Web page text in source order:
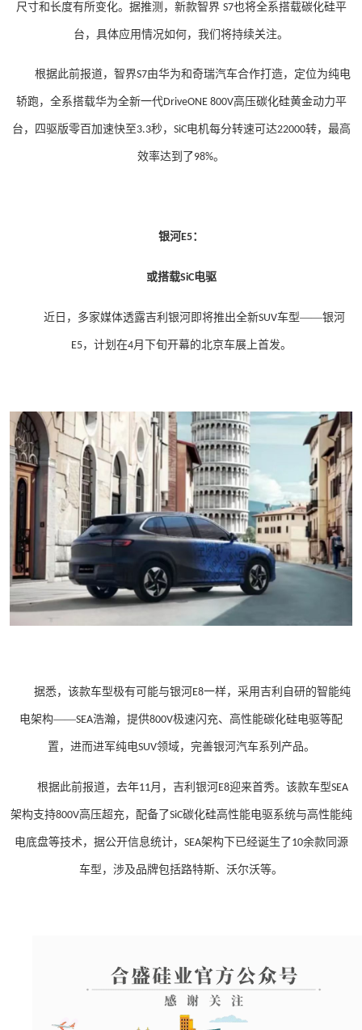
尺寸和长度有所变化。据推测，新款智界 S7也将全系搭载碳化硅平
台，具体应用情况如何，我们将持续关注。
根据此前报道，智界S7由华为和奇瑞汽车合作打造，定位为纯电
轿跑，全系搭载华为全新一代DriveONE 800V高压碳化硅黄金动力平
台，四驱版零百加速快至3.3秒， SiC电机每分转速可达22000转，最高
效率达到了98%。
银河 E5：
或搭载SiC电驱
近日，多家媒体透露吉利银河即将推出全新SUV车型——银河
E5，计划在4月下旬开幕的北京车展上首发。
据悉，该款车型极有可能与银河 E8一样，采用吉利自研的智能纯
电架构——SEA浩瀚，提供800V极速闪充、高性能碳化硅电驱等配
置，进而进军纯电SUV领域，完善银河汽车系列产品。
根据此前报道，去年11月，吉利银河 E8迎来首秀。该款车型SEA
架构支持800V高压超充，配备了SiC碳化硅高性能电驱系统与高性能纯
电底盘等技术，据公开信息统计， SEA架构下已经诞生了10余款同源
车型，涉及品牌包括路特斯、沃尔沃等。